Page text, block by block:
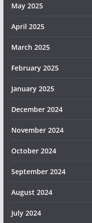
May 2025
April 2025
March 2025
February 2025
January 2025
December 2024
November 2024
October 2024
September 2024
August 2024
July 2024